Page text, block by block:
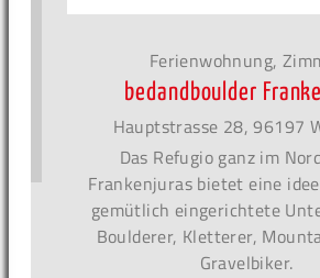
Ferienwohnung,
bedandboulder
Hauptstrasse 28, 96197
Das Refugio ganz im
Frankenjuras bietet eine
gemütlich eingerichtete
Boulderer, Kletterer,
Gravelbiker.